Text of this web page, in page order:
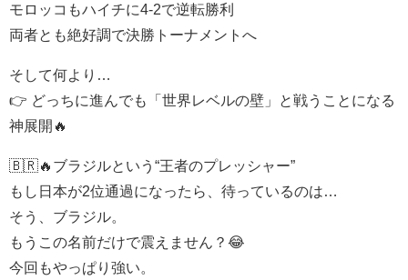
モロッコもハイチに4-2で逆転勝利
両者とも絶好調で決勝トーナメントへ
そして何より…
👉 どっちに進んでも「世界レベルの壁」と戦うことになる
神展開🔥
🇧🇷🔥ブラジルという“王者のプレッシャー”
もし日本が2位通過になったら、待っているのは…
そう、ブラジル。
もうこの名前だけで震えません？😂
今回もやっぱり強い。